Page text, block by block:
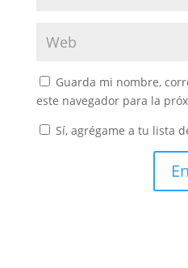
Guarda mi nombre,
este navegador para la
Sí, agrégame a tu lista